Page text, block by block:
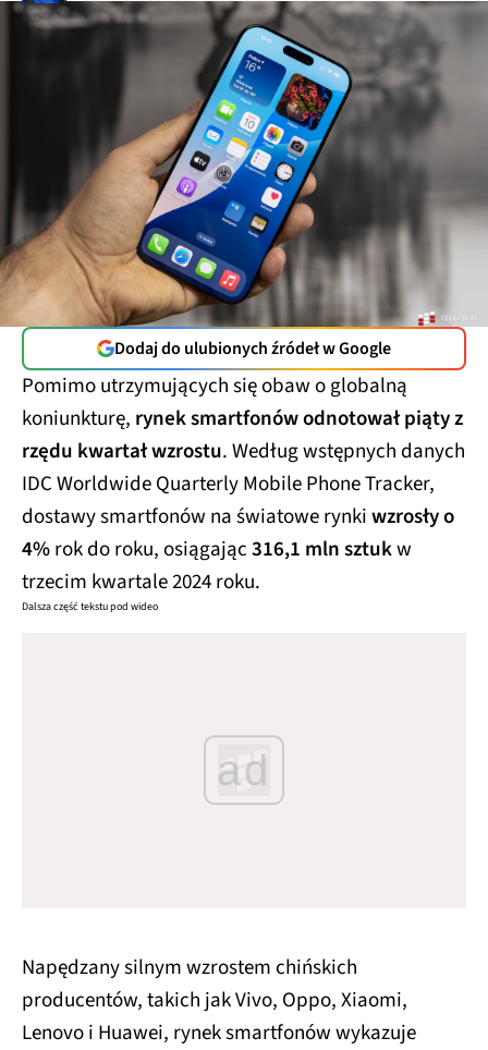
Dodaj do ulubionych źródeł w Google
Pomimo utrzymujących się obaw o globalną
koniunkturę, rynek smartfonów odnotował piąty z
rzędu kwartał wzrostu. Według wstępnych danych
IDC Worldwide Quarterly Mobile Phone Tracker,
dostawy smartfonów na światowe rynkiwzrosły o
4%rok do roku, osiągając316,1 mln sztukw
trzecim kwartale 2024 roku.
Dalsza część tekstu pod wideo
ad
Napędzany silnym wzrostem chińskich
producentów, takich jak Vivo, Oppo, Xiaomi,
Lenovo i Huawei, rynek smartfonów wykazuje